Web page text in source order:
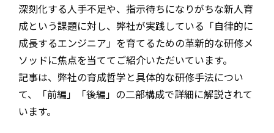
深刻化する人手不足や、指示待ちになりがちな新人育
成という課題に対し、弊社が実践している「自律的に
成長するエンジニア」を育てるための革新的な研修メ
ソッドに焦点を当ててご紹介いただいています。
記事は、弊社の育成哲学と具体的な研修手法につい
て、「前編」「後編」の二部構成で詳細に解説されて
います。